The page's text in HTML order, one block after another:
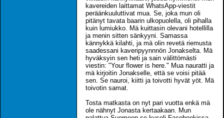
kavereiden laittamat WhatsApp-viestit
peräänkuuluttivat mua. Se, joka mun oli
pitänyt tavata baarin ulkopuolella, oli pihalla
kuin lumiukko. Mä kuittasin olevani hotellilla
ja menin sitten sänkyyni. Samassa
kännykkä kilahti, ja mä olin revetä riemusta
saadessani kaveripyynnnön Jonakselta. Mä
hyväksyin sen heti ja sain välittömästi
viestin: "Your flower is here." Mua nauratti ja
mä kirjoitin Jonakselle, että se voisi pitää
sen. Se nauroi, kiitti ja toivotti hyvät yöt. Mä
toivotin samat.
Tosta matkasta on nyt pari vuotta enkä mä
ole nähnyt Jonasta kertaakaan. Mun